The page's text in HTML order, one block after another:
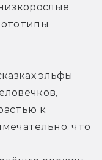
эльфы
к
что